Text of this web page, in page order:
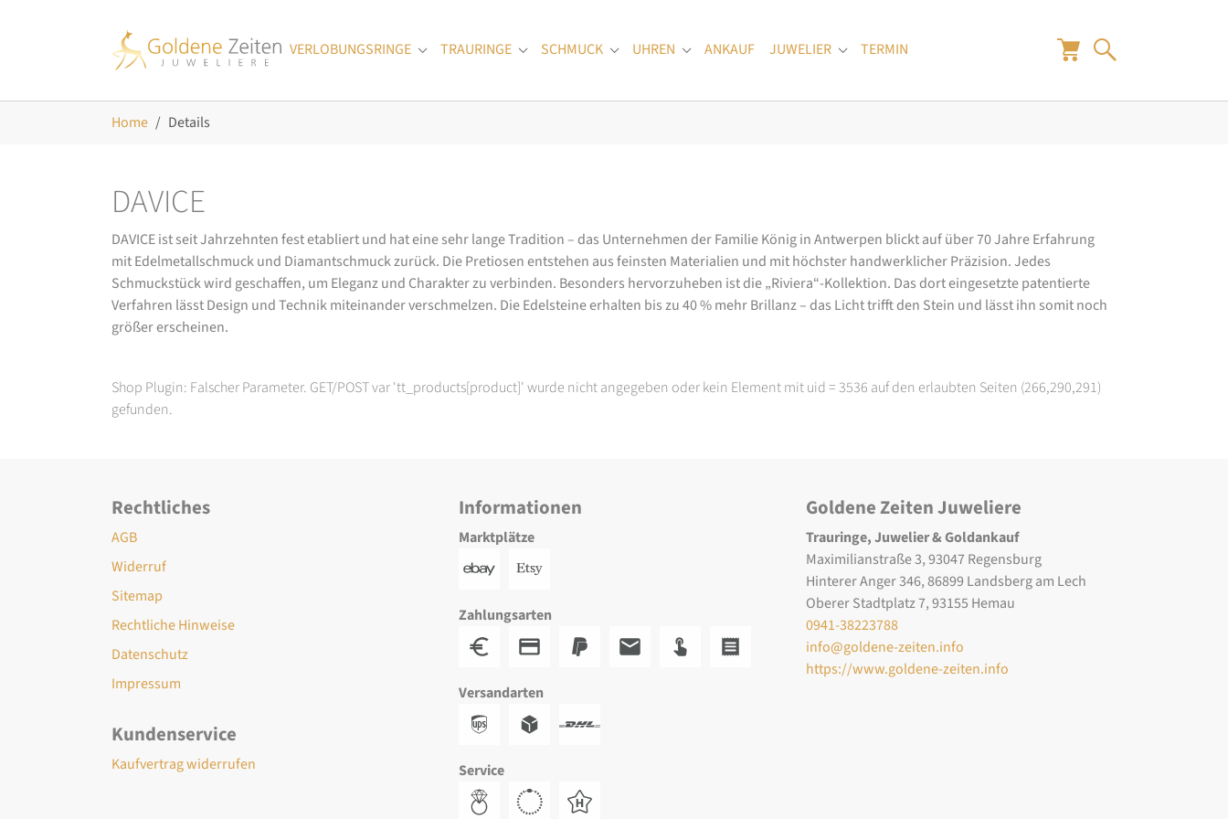
VERLOBUNGSRINGE
Submenu for "Verlobungsringe"
TRAURINGE Submenu for "Trauringe"
SCHMUCK Submenu for "Schmuck"
UHREN Submenu for "Uhren"
ANKAUF JUWELIER Submenu for "Juwelier"
TERMIN
Home Details
DAVICE
DAVICE ist seit Jahrzehnten fest etabliert und hat eine sehr lange Tradition – das Unternehmen der Familie König in Antwerpen blickt auf über 70 Jahre Erfahrung
mit Edelmetallschmuck und Diamantschmuck zurück. Die Pretiosen entstehen aus feinsten Materialien und mit höchster handwerklicher Präzision. Jedes
Schmuckstück wird geschaffen, um Eleganz und Charakter zu verbinden. Besonders hervorzuheben ist die „Riviera“-Kollektion. Das dort eingesetzte patentierte
Verfahren lässt Design und Technik miteinander verschmelzen. Die Edelsteine erhalten bis zu 40 % mehr Brillanz – das Licht trifft den Stein und lässt ihn somit noch
größer erscheinen.
Shop Plugin: Falscher Parameter. GET/POST var 'tt_products[product]' wurde nicht angegeben oder kein Element mit uid = 3536 auf den erlaubten Seiten (266,290,291)
gefunden.
Rechtliches
AGB
Widerruf
Sitemap
Rechtliche Hinweise
Datenschutz
Impressum
Kundenservice
Kaufvertrag widerrufen
Informationen
Marktplätze
Zahlungsarten
Versandarten
Service
Goldene Zeiten Juweliere
Trauringe, Juwelier & Goldankauf
Maximilianstraße 3, 93047 Regensburg
Hinterer Anger 346, 86899 Landsberg am Lech
Oberer Stadtplatz 7, 93155 Hemau
0941-38223788
info@goldene-zeiten.info
https://www.goldene-zeiten.info